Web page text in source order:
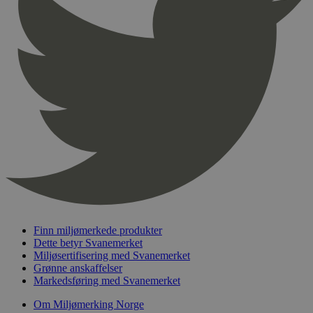
Finn miljømerkede produkter
Dette betyr Svanemerket
Miljøsertifisering med Svanemerket
Grønne anskaffelser
Markedsføring med Svanemerket
Om Miljømerking Norge